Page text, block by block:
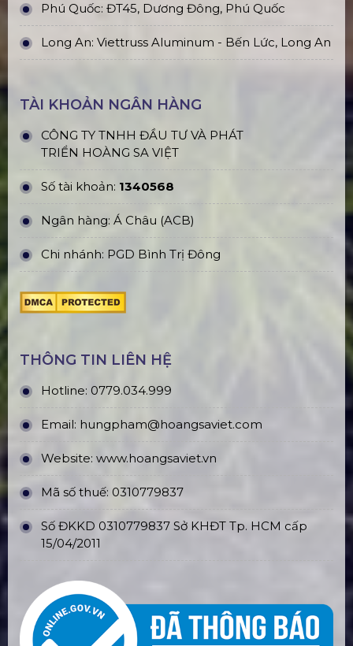
Phú Quốc: ĐT45, Dương Đông, Phú Quốc
Long An: Viettruss Aluminum - Bến Lức, Long An
TÀI KHOẢN NGÂN HÀNG
CÔNG TY TNHH ĐẦU TƯ VÀ PHÁT
TRIỂN HOÀNG SA VIỆT
Số tài khoản: 1340568
Ngân hàng: Á Châu (ACB)
Chi nhánh: PGD Bình Trị Đông
THÔNG TIN LIÊN HỆ
Hotline: 0779.034.999
Email: hungpham@hoangsaviet.com
Website: www.hoangsaviet.vn
Mã số thuế: 0310779837
Số ĐKKD 0310779837 Sở KHĐT Tp. HCM cấp
15/04/2011